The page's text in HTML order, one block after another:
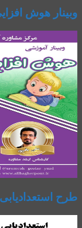
وبینار هوش
طرح